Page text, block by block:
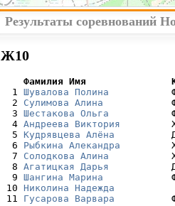
Результаты соревнований
Ж10
Фамилия Имя
1 Шувалова Полина
  2
Сулимова Алина
  3
Шестакова Ольга
  4
Андреева Виктория
  5
Кудрявцева Алёна
  6
Рыбкина Алекандра
  7
Солодкова Алина
  8
Агатицкая Дарья
  9
Шангина Марина
10 Николина Надежда
11 Гусарова Варвара